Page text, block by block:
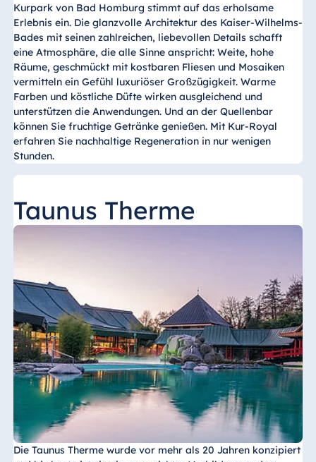
Kurpark von Bad Homburg stimmt auf das erholsame
Erlebnis ein. Die glanzvolle Architektur des Kaiser-Wilhelms-
Bades mit seinen zahlreichen, liebevollen Details schafft
eine Atmosphäre, die alle Sinne anspricht: Weite, hohe
Räume, geschmückt mit kostbaren Fliesen und Mosaiken
vermitteln ein Gefühl luxuriöser Großzügigkeit. Warme
Farben und köstliche Düfte wirken ausgleichend und
unterstützen die Anwendungen. Und an der Quellenbar
können Sie fruchtige Getränke genießen. Mit Kur-Royal
erfahren Sie nachhaltige Regeneration in nur wenigen
Stunden.
Taunus Therme
Die Taunus Therme wurde vor mehr als 20 Jahren konzipiert